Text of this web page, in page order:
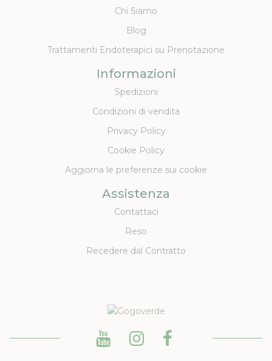
Chi Siamo
Blog
Trattamenti Endoterapici su Prenotazione
Informazioni
Spedizioni
Condizioni di vendita
Privacy Policy
Cookie Policy
Aggiorna le preferenze sui cookie
Assistenza
Contattaci
Reso
Recedere dal Contratto